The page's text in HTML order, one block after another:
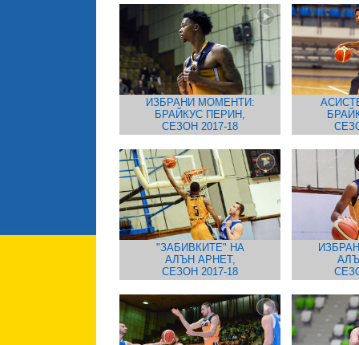
ИЗБРАНИ МОМЕНТИ:
БРАЙКУС ПЕРИН,
СЕЗОН 2017-18
"ЗАБИВКИТЕ" НА
АЛЪН АРНЕТ,
СЕЗОН 2017-18